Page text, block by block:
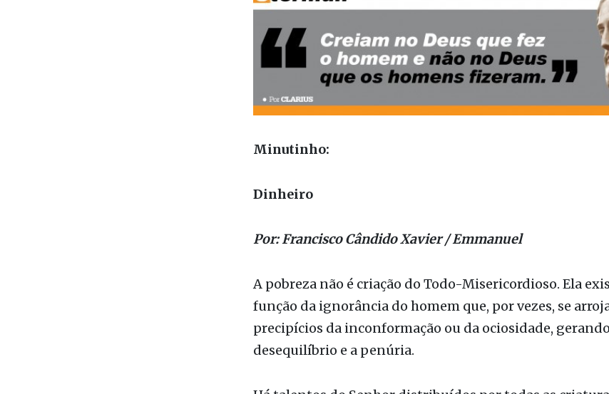
Minutinho:
Dinheiro
Por: Francisco Cândido Xavier / Emmanuel
A pobreza não é criação do Todo-Misericordioso. Ela
função da ignorância do homem que, por vezes, se
precipícios da inconformação ou da ociosidade,
desequilíbrio e a penúria.